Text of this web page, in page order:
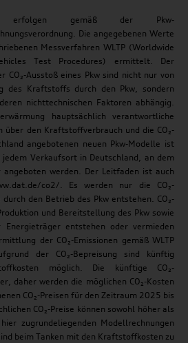
erfolgen gemäß der Pkw-
Die angegebenen Werte
Messverfahren WLTP (Worldwide
Test Procedures) ermittelt. Der
CO₂-Ausstoß eines Pkw sind nicht nur von
des Kraftstoffs durch den Pkw, sondern
nichttechnischen Faktoren abhängig.
hauptsächlich verantwortliche
über den Kraftstoffverbrauch und die CO₂-
angebotenen neuen Pkw-Modelle ist
Verkaufsort in Deutschland, an dem
werden. Der Leitfaden ist auch
co2/. Es werden nur die CO₂-
den Betrieb des Pkw entstehen. CO₂-
und Bereitstellung des Pkw sowie
entstehen oder vermieden
der CO₂-Emissionen gemäß WLTP
der CO₂-Bepreisung sind künftig
möglich. Die künftige CO₂-
daher werden die möglichen CO₂-Kosten
CO₂-Preisen für den Zeitraum 2025 bis
CO₂-Preise können sowohl höher als
zugrundeliegenden Modellrechnungen
beim Tanken mit den Kraftstoffkosten zu